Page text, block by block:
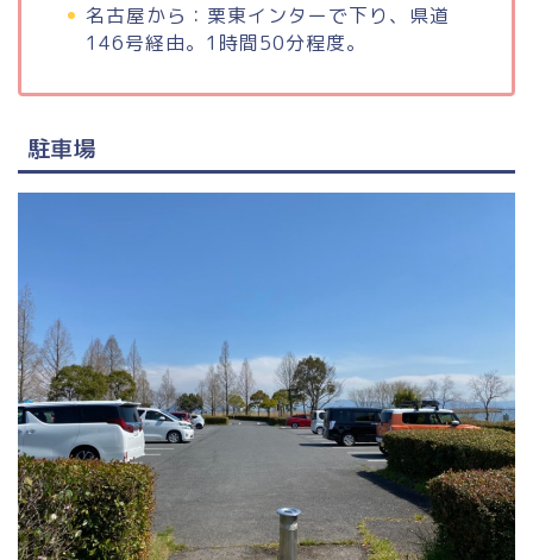
名古屋から：栗東インターで下り、県道
146号経由。1時間50分程度。
駐車場